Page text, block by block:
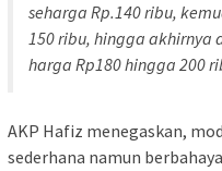
seharga Rp.140 ribu,
150 ribu, hingga akhirnya
harga Rp180 hingga 200
AKP Hafiz menegaskan,
sederhana namun